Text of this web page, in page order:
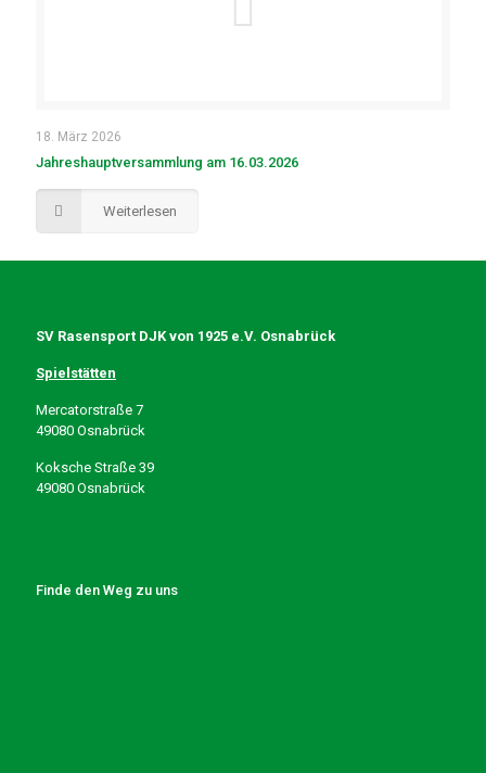
18. März 2026
Jahreshauptversammlung am 16.03.2026
Weiterlesen
SV Rasensport DJK von 1925 e.V. Osnabrück
Spielstätten
Mercatorstraße 7
49080 Osnabrück
Koksche Straße 39
49080 Osnabrück
Finde den Weg zu uns